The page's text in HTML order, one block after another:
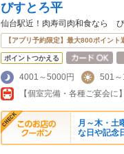
びすとろ平
仙台駅近！肉寿司肉和食なら
【アプリ予約限定】最大800ポイント
ポイントつかえる
4001～5000円
501～
月～木・土
な日や記念